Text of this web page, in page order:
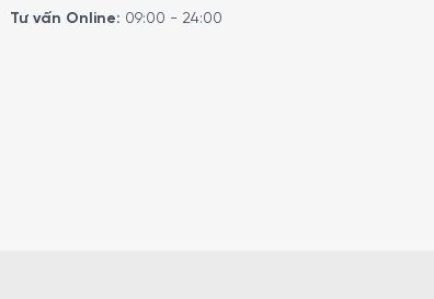
Tư vấn Online: 09:00 - 24:00